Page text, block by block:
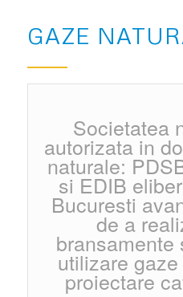
GAZE
Societatea
autorizata in
naturale:
si EDIB
Bucuresti
de a
utilizare
proiectare